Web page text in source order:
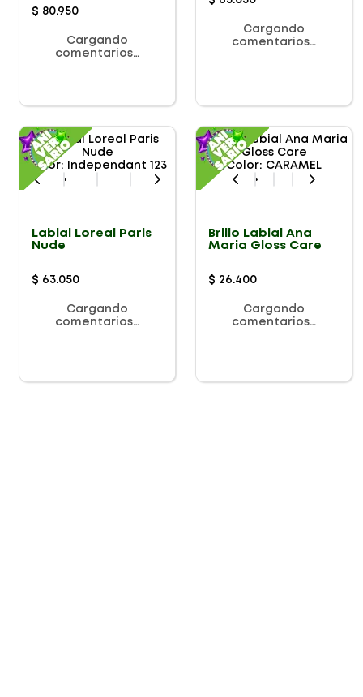
$ 80.950
Cargando
comentarios…
Cargando
comentarios…
Color: Independant 123
Labial Loreal Paris
Nude
$ 63.050
Cargando
comentarios…
Color: CARAMEL
Brillo Labial Ana
Maria Gloss Care
$ 26.400
Cargando
comentarios…